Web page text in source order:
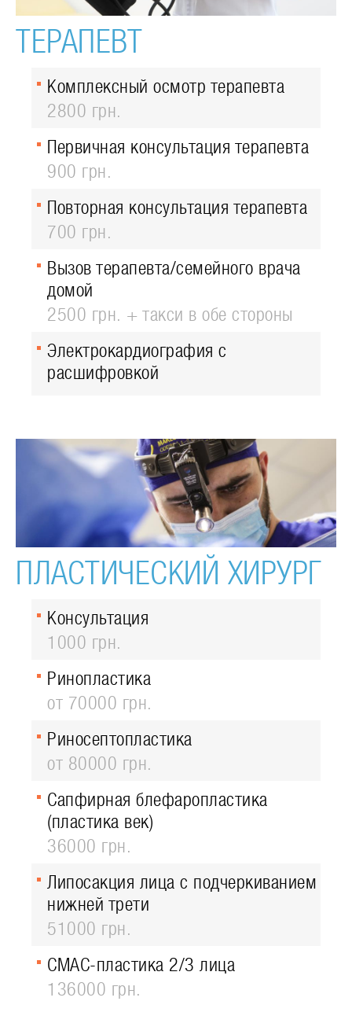
ТЕРАПЕВТ
Комплексный осмотр терапевта
2800 грн.
Первичная консультация терапевта
900 грн.
Повторная консультация терапевта
700 грн.
Вызов терапевта/семейного врача
домой
2500 грн. + такси в обе стороны
Электрокардиография с
расшифровкой
ПЛАСТИЧЕСКИЙ ХИРУРГ
Консультация
1000 грн.
Ринопластика
от 70000 грн.
Риносептопластика
от 80000 грн.
Сапфирная блефаропластика
(пластика век)
36000 грн.
Липосакция лица с подчеркиванием
нижней трети
51000 грн.
СМАС-пластика 2/3 лица
136000 грн.